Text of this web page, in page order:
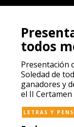
todos
Presentación
Soledad de
ganadores y
el II
LETRAS Y